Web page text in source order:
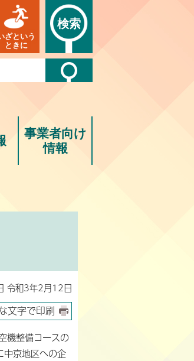
ざという
ときに
検索
事業者向け
情報
令和3年2月12日
文字で印刷
機整備コースの
中京地区への企